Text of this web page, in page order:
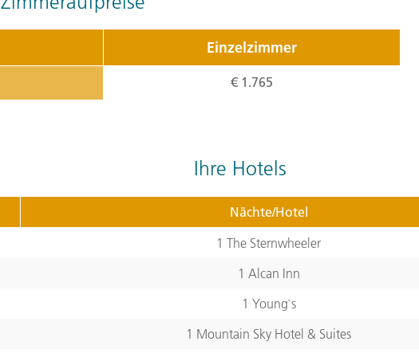
Küstengebirges und
Kamera. Nicht weit von
Gletscher zum
an mehreren
sich am Abend im
Restaurants von den
Sie einmal die Kingcrabs!
Tagesverlauf
Stationen:
Einzelzimmer
€ 1.765
Ihre Hotels
Nächte/Hotel
1 The Sternwheeler
1 Alcan Inn
1 Young`s
1 Mountain Sky Hotel & Suites